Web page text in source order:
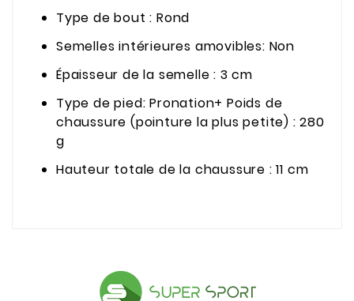
Type de bout : Rond
Semelles intérieures amovibles: Non
Épaisseur de la semelle : 3 cm
Type de pied: Pronation+ Poids de
chaussure (pointure la plus petite) : 280
g
Hauteur totale de la chaussure : 11 cm